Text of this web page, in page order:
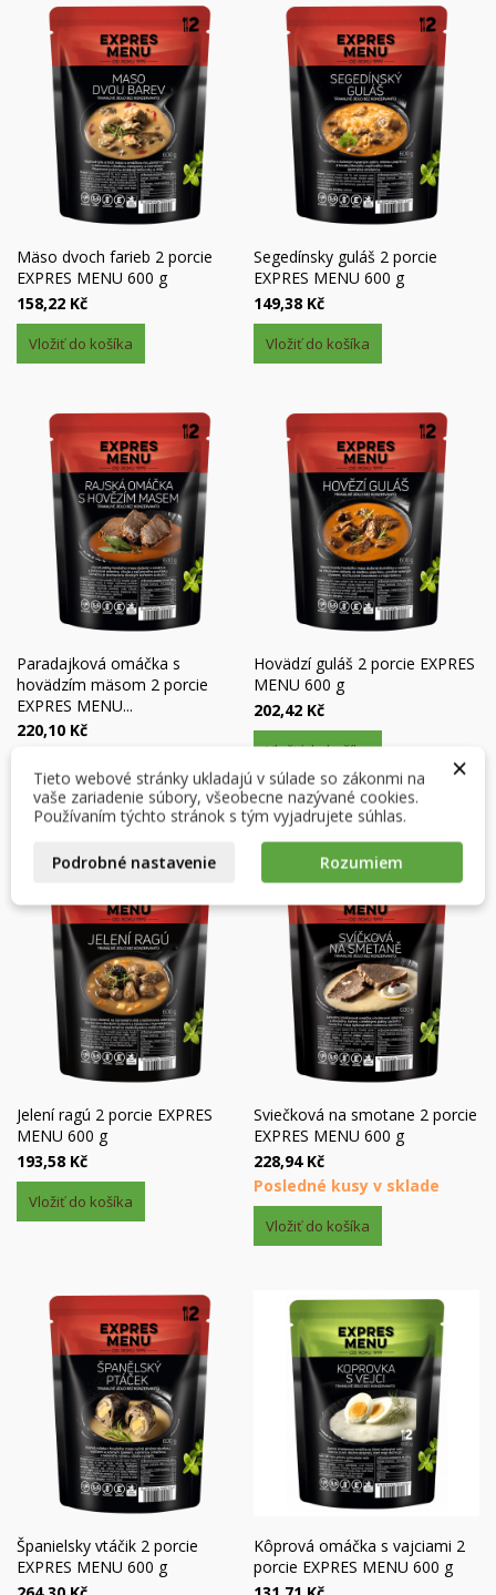
Mäso dvoch farieb 2 porcie
EXPRES MENU 600 g
158,22 Kč
Vložiť do košíka
Segedínsky guláš 2 porcie
EXPRES MENU 600 g
149,38 Kč
Vložiť do košíka
Paradajková omáčka s
hovädzím mäsom 2 porcie
EXPRES MENU...
220,10 Kč
Vložiť do košíka
Hovädzí guláš 2 porcie EXPRES
MENU 600 g
202,42 Kč
Vložiť do košíka
Jelení ragú 2 porcie EXPRES
MENU 600 g
193,58 Kč
Vložiť do košíka
Sviečková na smotane 2 porcie
EXPRES MENU 600 g
228,94 Kč
Posledné kusy v sklade
Vložiť do košíka
Španielsky vtáčik 2 porcie
EXPRES MENU 600 g
Kôprová omáčka s vajciami 2
porcie EXPRES MENU 600 g
Môj zoznam prianí
add_circle_outline Vytvoriť nový zoznam
((modalTitle))
((confirmMessage))
((cancelText)) ((modalDeleteText))
Vytvoriť zoznam želaní
Názov zoznamu želaní
Vytvoriť zoznam želaní
Prihlásiť sa
Musíte byť prihlásený, aby ste si mohli výrobky uložiť do
svojho zoznamu želaní.
Prihlásiť sa
×
Tieto webové stránky ukladajú v súlade so zákonmi na
vaše zariadenie súbory, všeobecne nazývané cookies.
Používaním týchto stránok s tým vyjadrujete súhlas.
Podrobné nastavenie Rozumiem